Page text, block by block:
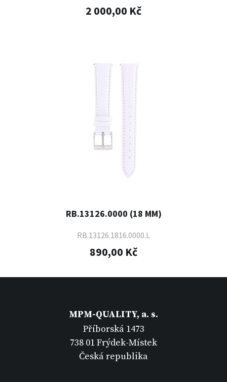
2 000,00 Kč
RB.13126.0000 (18 MM)
RB.13126.1816.0000.L
890,00 Kč
MPM-QUALITY, a. s.
Příborská 1473
738 01 Frýdek-Místek
Česká republika